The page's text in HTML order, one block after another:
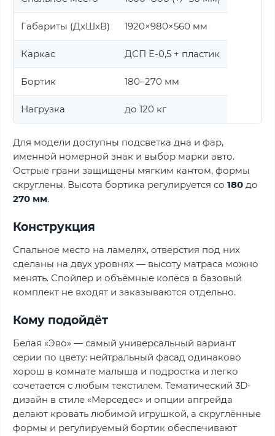
Габариты (ДхШхВ) 1920×980×560 мм
Каркас ДСП Е-0,5 + пластик
Бортик 180–270 мм
Нагрузка до 120 кг
Для модели доступны подсветка дна и фар,
именной номерной знак и выбор марки авто.
Острые грани защищены мягким кантом, формы
скруглены. Высота бортика регулируется со 180 до
270 мм.
Конструкция
Спальное место на ламелях, отверстия под них
сделаны на двух уровнях — высоту матраса можно
менять. Спойлер и объёмные колёса в базовый
комплект не входят и заказываются отдельно.
Кому подойдёт
Белая «Эво» — самый универсальный вариант
серии по цвету: нейтральный фасад одинаково
хорош в комнате малыша и подростка и легко
сочетается с любым текстилем. Тематический 3D-
дизайн в стиле «Мерседес» и опции апгрейда
делают кровать любимой игрушкой, а скруглённые
формы и регулируемый бортик обеспечивают